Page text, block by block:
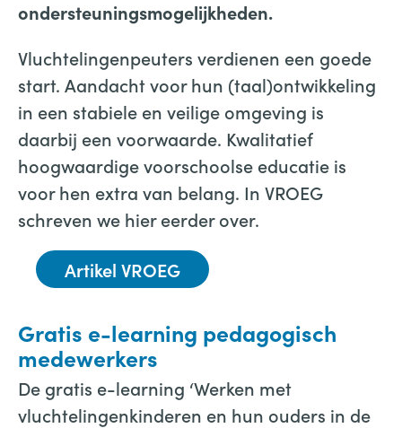
ondersteuningsmogelijkheden.
Vluchtelingenpeuters verdienen een goede
start. Aandacht voor hun (taal)ontwikkeling
in een stabiele en veilige omgeving is
daarbij een voorwaarde. Kwalitatief
hoogwaardige voorschoolse educatie is
voor hen extra van belang. In VROEG
schreven we hier eerder over.
Artikel VROEG
Gratis e-learning pedagogisch
medewerkers
De gratis e-learning ‘Werken met
vluchtelingenkinderen en hun ouders in de